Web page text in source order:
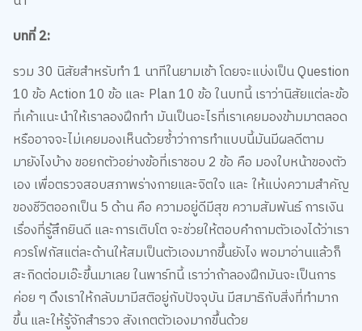
บทที่ 2:
รวม 30 นิสัยสำหรับทำ 1 นาทีในยามเช้า โดยจะแบ่งเป็น Question
10 ข้อ Action 10 ข้อ และ Plan 10 ข้อ ในบทนี้ เราว่านิสัยแต่ละข้อ
ที่เค้าแนะนำให้เราลองฝึกทำ มันเป็นอะไรที่เราเคยมองข้ามมาตลอด
หรืออาจจะไม่เคยมองเห็นด้วยซ้ำว่าการทำแบบนี้มันมีผลดีตาม
มายังไงบ้าง ขอยกตัวอย่างข้อที่เราชอบ 2 ข้อ คือ มองใบหน้าของตัว
เอง เพื่อตรวจสอบสภาพร่างกายและจิตใจ และ ให้แบ่งความสำคัญ
ของชีวิตออกเป็น 5 ด้าน คือ ความอยู่ดีมีสุข ความสัมพันธ์ การเงิน
เรื่องที่รู้สึกยินดี และการเติบโต จะช่วยให้ตอบคำถามตัวเองได้ว่าเรา
ควรโฟกัสแต่ละด้านให้สมเป็นตัวเองมากขึ้นยังไง พอมาอ่านแล้วก็
สะกิดต่อมเอ๊ะขึ้นมาเลย ในพาร์ทนี้ เราว่าถ้าลองฝึกมันจะเป็นการ
ค่อย ๆ ดึงเราให้กลับมามีสติอยู่กับปัจจุบัน มีสมาธิกับสิ่งที่ทำมาก
ขึ้น และให้รู้จักสำรวจ สังเกตตัวเองมากขึ้นด้วย